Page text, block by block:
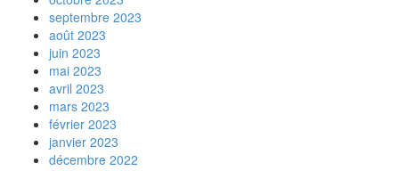
septembre 2023
août 2023
juin 2023
mai 2023
avril 2023
mars 2023
février 2023
janvier 2023
décembre 2022